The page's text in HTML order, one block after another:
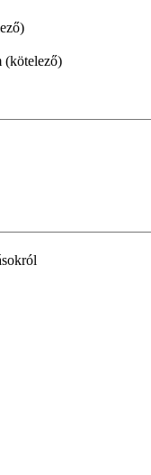
(kötelező)